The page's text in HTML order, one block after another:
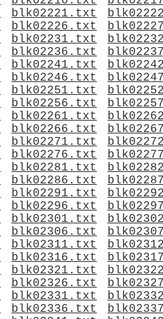
blk02221.txt
blk02226.txt
blk02231.txt
blk02236.txt
blk02241.txt
blk02246.txt
blk02251.txt
blk02256.txt
blk02261.txt
blk02266.txt
blk02271.txt
blk02276.txt
blk02281.txt
blk02286.txt
blk02291.txt
blk02296.txt
blk02301.txt
blk02306.txt
blk02311.txt
blk02316.txt
blk02321.txt
blk02326.txt
blk02331.txt
blk02336.txt